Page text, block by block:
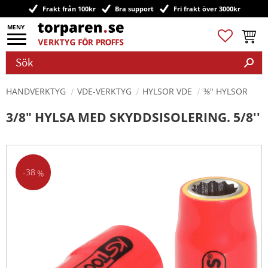
Meny
Frakt från 100kr Bra support Fri frakt över 3000kr
Favoriter
HANDVERKTYG VDE-VERKTYG HYLSOR VDE ⅜" HYLSOR
3/8" HYLSA MED SKYDDSISOLERING. 5/8''
38 %